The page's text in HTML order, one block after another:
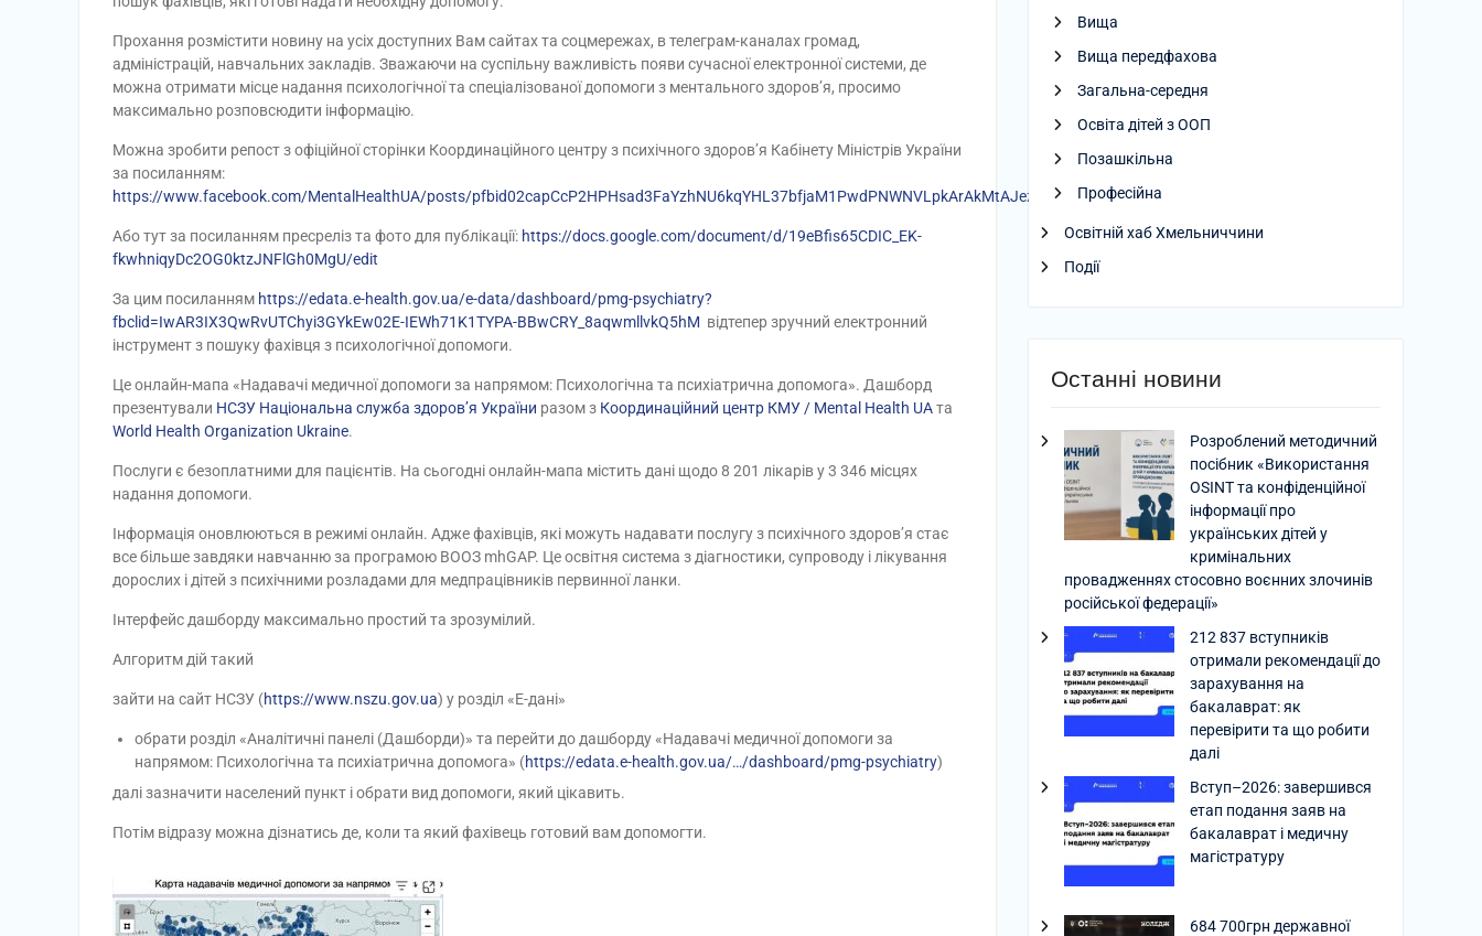
Прохання розмістити новину на усіх доступних Вам сайтах та соцмережах, в телеграм-каналах громад,
адміністрацій, навчальних закладів. Зважаючи на суспільну важливість появи сучасної електронної системи, де
можна отримати місце надання психологічної та спеціалізованої допомоги з ментального здоров’я, просимо
максимально розповсюдити інформацію.
Можна зробити репост з офіційної сторінки Координаційного центру з психічного здоров’я Кабінету Міністрів України
за посиланням:
https://www.facebook.com/MentalHealthUA/posts/pfbid02capCcP2HPHsad3FaYzhNU6kqYHL37bfjaM1PwdPNWNVLpkArAkMtAJezxGEhfmSgl
Або тут за посиланням пресреліз та фото для публікації: https://docs.google.com/document/d/19eBfis65CDIC_EK-
fkwhniqyDc2OG0ktzJNFlGh0MgU/edit
За цим посиланням https://edata.e-health.gov.ua/e-data/dashboard/pmg-psychiatry?
fbclid=IwAR3IX3QwRvUTChyi3GYkEw02E-IEWh71K1TYPA-BBwCRY_8aqwmllvkQ5hM відтепер зручний електронний
інструмент з пошуку фахівця з психологічної допомоги.
Це онлайн-мапа «Надавачі медичної допомоги за напрямом: Психологічна та психіатрична допомога». Дашборд
презентували НСЗУ Національна служба здоров’я України разом з Координаційний центр КМУ / Mental Health UAта
World Health Organization Ukraine.
Послуги є безоплатними для пацієнтів. На сьогодні онлайн-мапа містить дані щодо 8 201 лікарів у 3 346 місцях
надання допомоги.
Інформація оновлюються в режимі онлайн. Адже фахівців, які можуть надавати послугу з психічного здоров’я стає
все більше завдяки навчанню за програмою ВООЗ mhGAP. Це освітня система з діагностики, супроводу і лікування
дорослих і дітей з психічними розладами для медпрацівників первинної ланки.
Інтерфейс дашборду максимально простий та зрозумілий.
Алгоритм дій такий
зайти на сайт НСЗУ (https://www.nszu.gov.ua) у розділ «Е-дані»
обрати розділ «Аналітичні панелі (Дашборди)» та перейти до дашборду «Надавачі медичної допомоги за
напрямом: Психологічна та психіатрична допомога» (https://edata.e-health.gov.ua/…/dashboard/pmg-psychiatry)
далі зазначити населений пункт і обрати вид допомоги, який цікавить.
Потім відразу можна дізнатись де, коли та який фахівець готовий вам допомогти.
Вища
Вища передфахова
Загальна-середня
Освіта дітей з ООП
Позашкільна
Професійна
Освітній хаб Хмельниччини
Події
Останні новини
Розроблений методичний
посібник «Використання
OSINT та конфіденційної
інформації про
українських дітей у
кримінальних
провадженнях стосовно воєнних злочинів
російської федерації»
212 837 вступників
отримали рекомендації до
зарахування на
бакалаврат: як
перевірити та що робити
далі
Вступ–2026: завершився
етап подання заяв на
бакалаврат і медичну
магістратуру
684 700грн державної